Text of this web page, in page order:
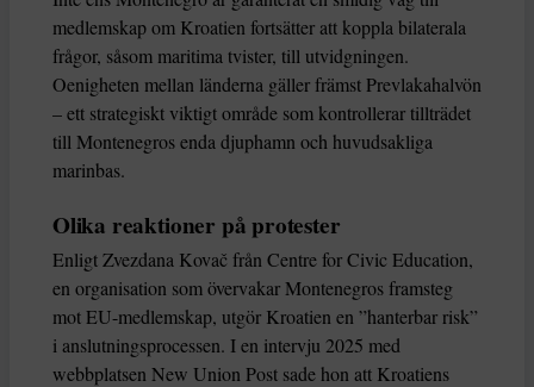
medlemskap om Kroatien fortsätter att koppla bilaterala
frågor, såsom maritima tvister, till utvidgningen.
Oenigheten mellan länderna gäller främst Prevlakahalvön
– ett strategiskt viktigt område som kontrollerar tillträdet
till Montenegros enda djuphamn och huvudsakliga
marinbas.
Olika reaktioner på protester
Enligt Zvezdana Kovač från Centre for Civic Education,
en organisation som övervakar Montenegros framsteg
mot EU-medlemskap, utgör Kroatien en ”hanterbar risk”
i anslutningsprocessen. I en intervju 2025 med
webbplatsen New Union Post sade hon att Kroatiens